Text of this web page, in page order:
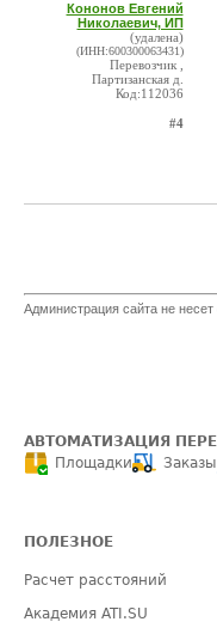
Кононов Евгений
Николаевич, ИП
(удалена)
(ИНН:600300063431)
Перевозчик ,
Партизанская д.
Код:112036
#4
Администрация сайта не
АВТОМАТИЗАЦИЯ
Площадки
Заказы
ПОЛЕЗНОЕ
Расчет расстояний
Академия ATI.SU